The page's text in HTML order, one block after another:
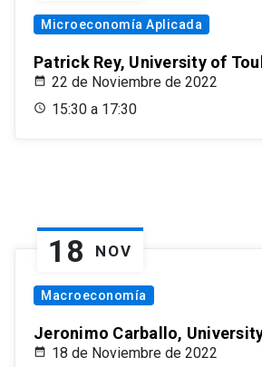
Microeconomía Aplicada
Patrick Rey, University of
22 de Noviembre de 2022
15:30 a 17:30
18 NOV
Macroeconomía
Jeronimo Carballo,
18 de Noviembre de 2022